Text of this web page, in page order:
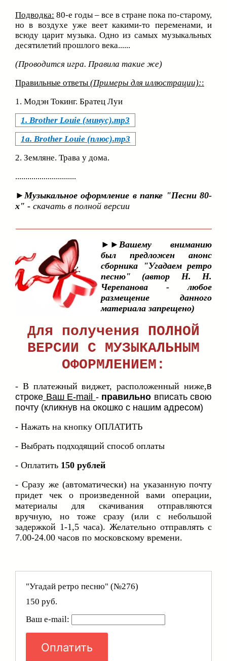
Подводка: 80-е годы – все в стране пока по-старому,
но в воздухе уже веет какими-то переменами, и
всюду царит музыка. Одно из самых музыкальных
десятилетий прошлого века......
(Проводится игра. Правила такие же)
Правильные ответы (Примеры для иллюстрации)::
1. Модэн Токинг. Братец Луи
1. Brother Louie (минус).mp3
1а. Brother Louie (плюс).mp3
2. Земляне. Трава у дома.
..............................
►Музыкальное оформление в папке "Песни 80-
х" - скачать в полной версии
►►Вашему вниманию
был предложен анонс
сборника "Угадаем ретро
песню" (автор Н. Н.
Черепанова - любое
размещение данного
материала запрещено)
Для получения ПОЛНОЙ
ВЕРСИИ С МУЗЫКАЛЬНЫМ
ОФОРМЛЕНИЕМ:
- В платежный виджет, расположенный ниже,в
строке Ваш E-mail - правильно вписать свою
почту (кликнув на окошко с нашим адресом)
- Нажать на кнопку ОПЛАТИТЬ
- Выбрать подходящий способ оплаты
- Оплатить 150 рублей
- Сразу же (автоматически) на указанную почту
придет чек о произведенной вами операции,
материалы для скачивания отправляются
вручную, но тоже сразу (или с небольшой
задержкой 1-1,5 часа). Желательно отправлять с
7.00-24.00 часов по московскому времени.
"Угадай ретро песню" (№276)
150 руб.
Ваш e-mail:
Оплатить